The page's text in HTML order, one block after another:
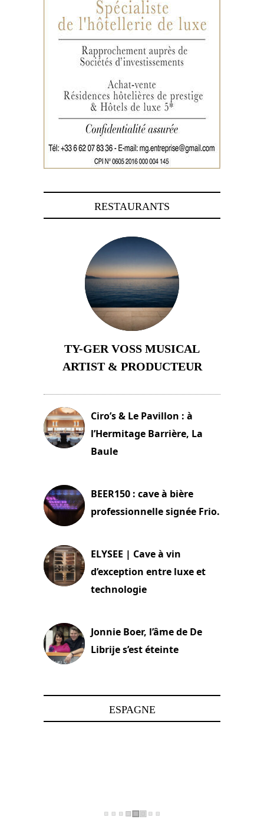
RESTAURANTS
TY-GER VOSS MUSICAL
ARTIST & PRODUCTEUR
Ciro’s & Le Pavillon : à
l’Hermitage Barrière, La
Baule
BEER150 : cave à bière
professionnelle signée Frio.
ELYSEE | Cave à vin
d’exception entre luxe et
technologie
Jonnie Boer, l’âme de De
Librije s’est éteinte
ESPAGNE